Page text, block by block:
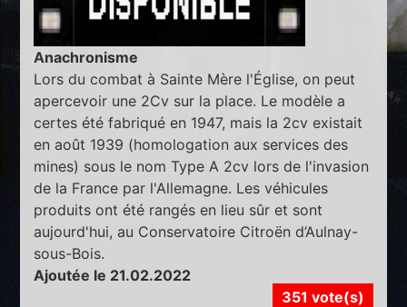
Anachronisme
Lors du combat à Sainte Mère l'Église, on peut
apercevoir une 2Cv sur la place. Le modèle a
certes été fabriqué en 1947, mais la 2cv existait
en août 1939 (homologation aux services des
mines) sous le nom Type A 2cv lors de l'invasion
de la France par l'Allemagne. Les véhicules
produits ont été rangés en lieu sûr et sont
aujourd'hui, au Conservatoire Citroën d’Aulnay-
sous-Bois.
Ajoutée le 21.02.2022
351 vote(s)